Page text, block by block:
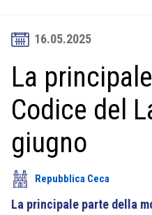
16.05.2025
La
Codice del
giugno
Repubblica Ceca
La principale parte della